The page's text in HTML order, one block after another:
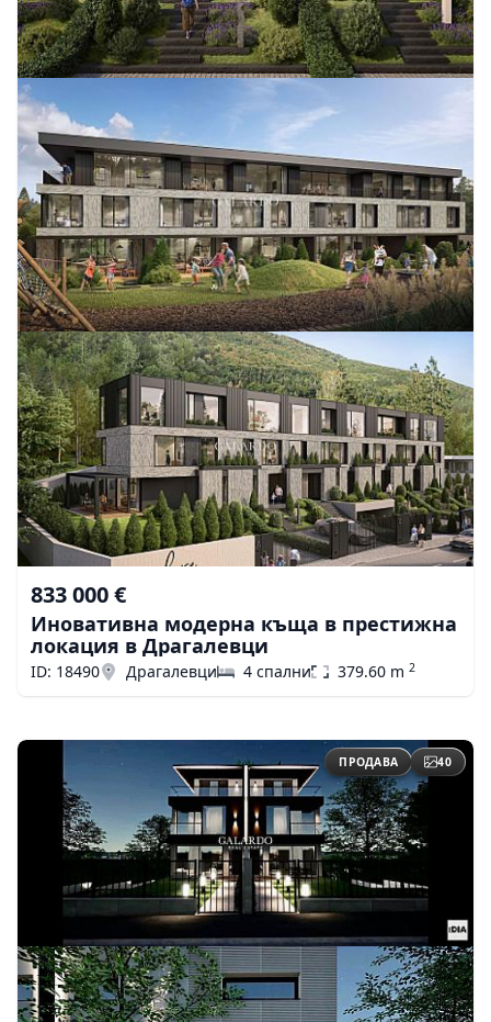
833 000 €
Иновативна модерна къща в престижна
локация в Драгалевци
ID: 18490 Драгалевци 4 спални 379.60 m 2
ПРОДАВА 40